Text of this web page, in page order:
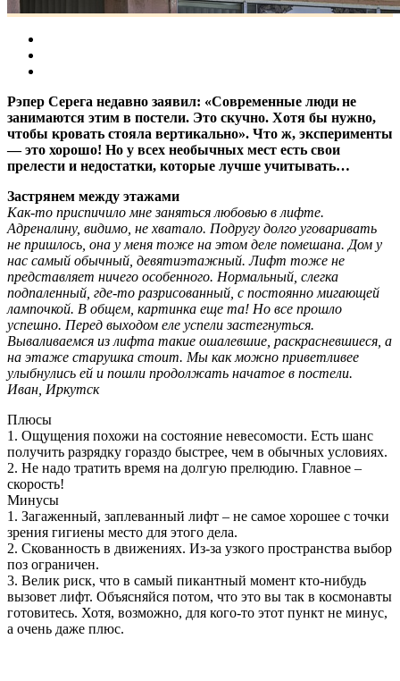
Рэпер Серега недавно заявил: «Современные люди не
занимаются этим в постели. Это скучно. Хотя бы нужно,
чтобы кровать стояла вертикально». Что ж, эксперименты
— это хорошо! Но у всех необычных мест есть свои
прелести и недостатки, которые лучше учитывать…
Застрянем между этажами
Как-то приспичило мне заняться любовью в лифте.
Адреналину, видимо, не хватало. Подругу долго уговаривать
не пришлось, она у меня тоже на этом деле помешана. Дом у
нас самый обычный, девятиэтажный. Лифт тоже не
представляет ничего особенного. Нормальный, слегка
подпаленный, где-то разрисованный, с постоянно мигающей
лампочкой. В общем, картинка еще та! Но все прошло
успешно. Перед выходом еле успели застегнуться.
Вываливаемся из лифта такие ошалевшие, раскрасневшиеся, а
на этаже старушка стоит. Мы как можно приветливее
улыбнулись ей и пошли продолжать начатое в постели.
Иван, Иркутск
Плюсы
1. Ощущения похожи на состояние невесомости. Есть шанс
получить разрядку гораздо быстрее, чем в обычных условиях.
2. Не надо тратить время на долгую прелюдию. Главное –
скорость!
Минусы
1. Загаженный, заплеванный лифт – не самое хорошее с точки
зрения гигиены место для этого дела.
2. Скованность в движениях. Из-за узкого пространства выбор
поз ограничен.
3. Велик риск, что в самый пикантный момент кто-нибудь
вызовет лифт. Объясняйся потом, что это вы так в космонавты
готовитесь. Хотя, возможно, для кого-то этот пункт не минус,
а очень даже плюс.